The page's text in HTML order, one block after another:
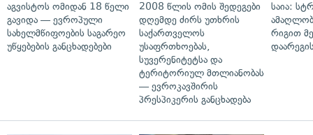
აგვისტოს ომიდან 18 წელი
გავიდა — ევროპული
სახელმწიფოების საგარეო
უწყებების განცხადებები
2008 წლის ომის შედეგები
დღემდე ძირს უთხრის
საქართველოს
უსაფრთხოებას,
სუვერენიტეტსა და
ტერიტორიულ მთლიანობას
— ევროკავშირის
პრესპიკერის განცხადება
საია:
რიგით